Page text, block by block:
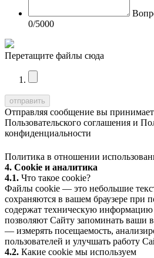
0/5000
Перетащите файлы сюда
Отправляя сообщение вы
Пользовательского соглашения и
конфиденциальности
Политика в отношении
4. Cookie и аналитика
4.1. Что такое cookie?
Файлы cookie — это небольшие
сохраняются в вашем браузере при
содержат техническую
позволяют Сайту запоминать ваши
— измерять посещаемость,
пользователей и улучшать работу
4.2. Какие cookie мы используем